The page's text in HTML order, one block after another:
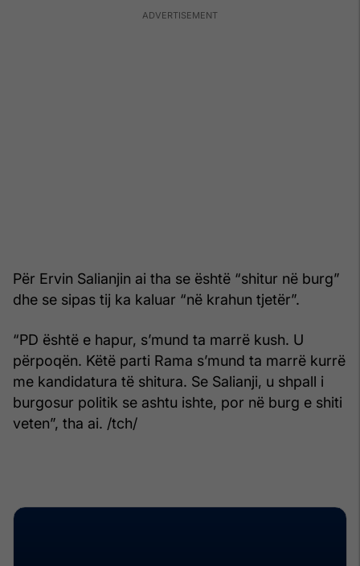
Për Ervin Salianjin ai tha se është “shitur në burg”
dhe se sipas tij ka kaluar “në krahun tjetër”.
“PD është e hapur, s’mund ta marrë kush. U
përpoqën. Këtë parti Rama s’mund ta marrë kurrë
me kandidatura të shitura. Se Salianji, u shpall i
burgosur politik se ashtu ishte, por në burg e shiti
veten”, tha ai. /tch/